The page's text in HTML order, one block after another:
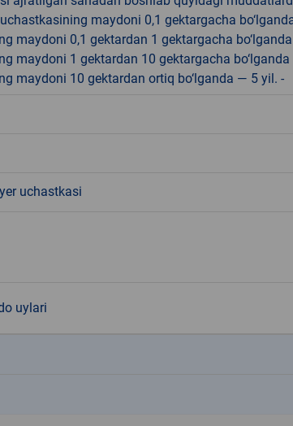
maydoni 0,1 gektargacha
maydoni 0,1 gektardan 1 gektargacha
maydoni 1 gektardan 10 gektargacha
maydoni 10 gektardan ortiq bo‘lganda — 5 yil. -
uchastkasi
uylari